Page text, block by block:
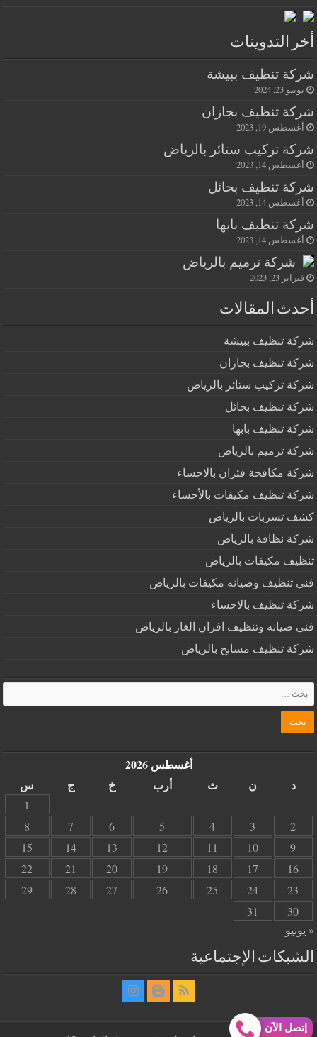
أخر التدوينات
شركة تنظيف ببيشة
يونيو 23, 2024
شركة تنظيف بجازان
أغسطس 19, 2023
شركة تركيب ستائر بالرياض
أغسطس 14, 2023
شركة تنظيف بحائل
أغسطس 14, 2023
شركة تنظيف بابها
أغسطس 14, 2023
شركة ترميم بالرياض
فبراير 23, 2023
أحدث المقالات
شركة تنظيف ببيشة
شركة تنظيف بجازان
شركة تركيب ستائر بالرياض
شركة تنظيف بحائل
شركة تنظيف بابها
شركة ترميم بالرياض
شركة مكافحة فئران بالاحساء
شركة تنظيف مكيفات بالأحساء
كشف تسربات بالرياض
شركة نظافة بالرياض
تنظيف مكيفات بالرياض
فني تنظيف وصيانه مكيفات بالرياض
شركة تنظيف بالاحساء
فني صيانه وتنظيف افران الغاز بالرياض
شركة تنظيف مسابح بالرياض
أغسطس 2026
د
ن ث أرب خ ج س
1
2
3
4
5
6
7
8
9
10
11
12
13
14
15
16
17
18
19
20
21
22
23
24
25
26
27
28
29
30
31
« يونيو
الشبكات الإجتماعية
إتصل الآن